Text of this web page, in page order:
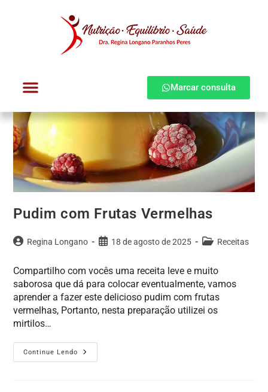
Marcar consulta
Pudim com Frutas Vermelhas
Regina Longano 18 de agosto de 2025 Receitas
Compartilho com vocês uma receita leve e muito
saborosa que dá para colocar eventualmente, vamos
aprender a fazer este delicioso pudim com frutas
vermelhas, Portanto, nesta preparação utilizei os
mirtilos…
Continue Lendo